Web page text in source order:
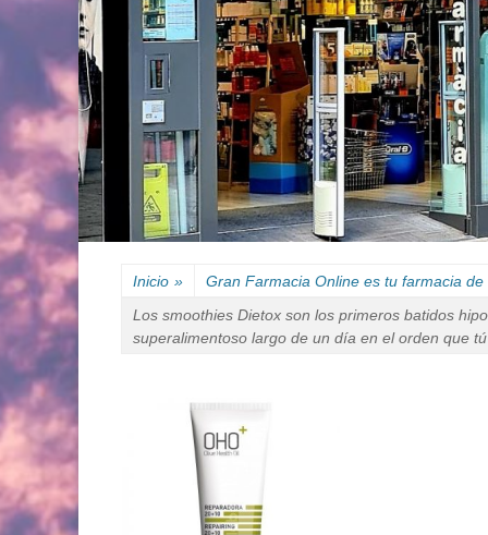
Inicio »
Gran Farmacia Online es tu farmacia
Los smoothies Dietox son los primeros batidos
superalimentoso largo de un día en el orden que